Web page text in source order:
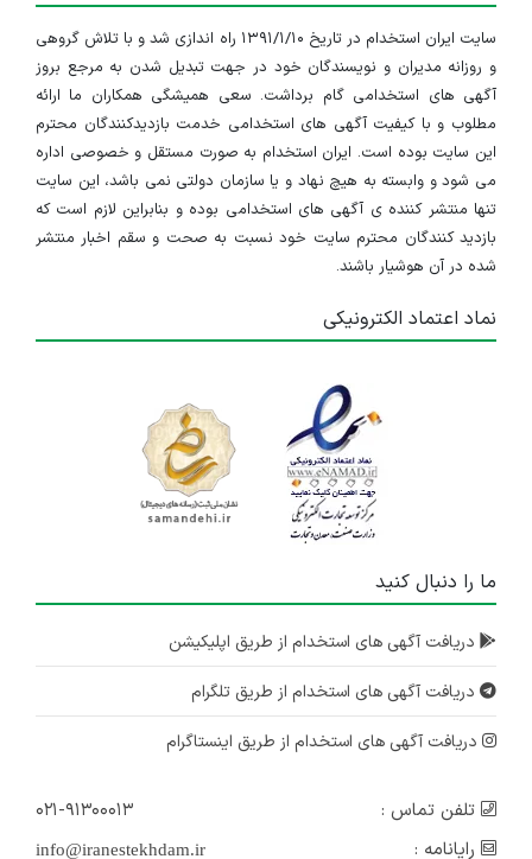
سایت ایران استخدام در تاریخ ۱۳۹۱/۱/۱۰ راه اندازی شد و با تلاش گروهی
و روزانه مدیران و نویسندگان خود در جهت تبدیل شدن به مرجع بروز
آگهی های استخدامی گام برداشت. سعی همیشگی همکاران ما ارائه
مطلوب و با کیفیت آگهی های استخدامی خدمت بازدیدکنندگان محترم
این سایت بوده است. ایران استخدام به صورت مستقل و خصوصی اداره
می شود و وابسته به هیچ نهاد و یا سازمان دولتی نمی باشد، این سایت
تنها منتشر کننده ی آگهی های استخدامی بوده و بنابراین لازم است که
بازدید کنندگان محترم سایت خود نسبت به صحت و سقم اخبار منتشر
شده در آن هوشیار باشند.
نماد اعتماد الکترونیکی
ما را دنبال کنید
دریافت آگهی های استخدام از طریق اپلیکیشن
دریافت آگهی های استخدام از طریق تلگرام
دریافت آگهی های استخدام از طریق اینستاگرام
تلفن تماس :
۰۲۱-۹۱۳۰۰۰۱۳
رایانامه :
info@iranestekhdam.ir